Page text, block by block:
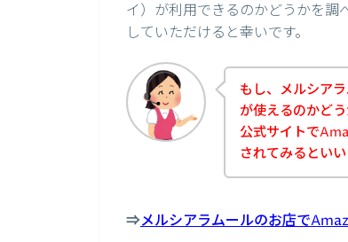
イ）が利用できるのかどうかを調
していただけると幸いです。
もし、メルシア
が使えるのかど
公式サイトで
されてみるとい
⇒メルシアラムールのお店で